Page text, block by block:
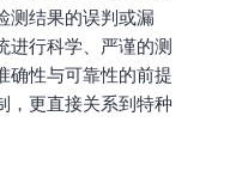
测结果的误判或漏
进行科学、严谨的测
确性与可靠性的前提
，更直接关系到特种